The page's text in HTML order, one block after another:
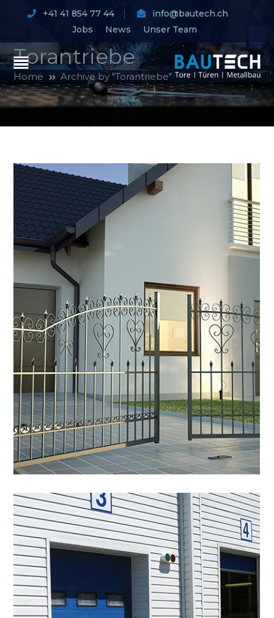
+41 41 854 77 44
info@bautech.ch
Jobs
News Unser Team
Torantriebe
Home Archive by "Torantriebe"